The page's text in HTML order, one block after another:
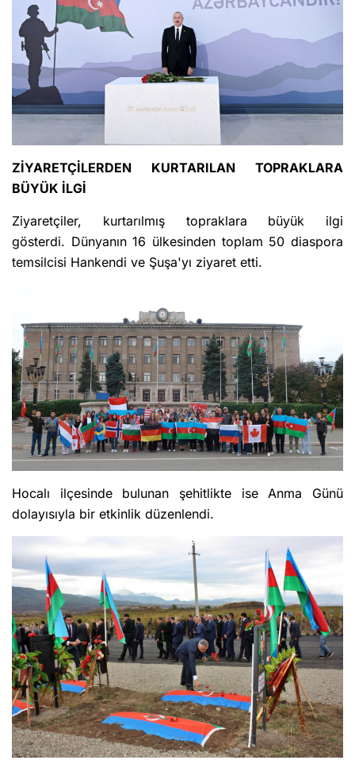
ZİYARETÇİLERDEN KURTARILAN TOPRAKLARA
BÜYÜK İLGİ
Ziyaretçiler, kurtarılmış topraklara büyük ilgi
gösterdi. Dünyanın 16 ülkesinden toplam 50 diaspora
temsilcisi Hankendi ve Şuşa'yı ziyaret etti.
Hocalı ilçesinde bulunan şehitlikte ise Anma Günü
dolayısıyla bir etkinlik düzenlendi.